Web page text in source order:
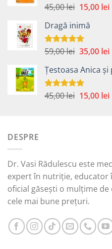
Evaluat la
45,00lei Prețul
a
fost:
45,00 lei.
15,00 lei
Dragă inimă
Evaluat la
59,00lei Prețul
a
fost:
59,00 lei.
35,00 lei
Țestoasa Anica
Evaluat la
45,00lei Prețul
15,00 lei
DESPRE
Dr. Vasi Rădulescu este
expert în nutriție, educator
oficial găsești o mulțime
cele mai bune prețuri.